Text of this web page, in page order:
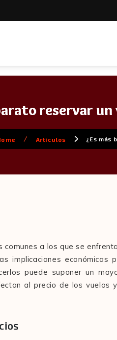
reservar
/ Articulos ¿Es más
comunes a los que se
implicaciones económicas
puede suponer un
al precio de los vuelos